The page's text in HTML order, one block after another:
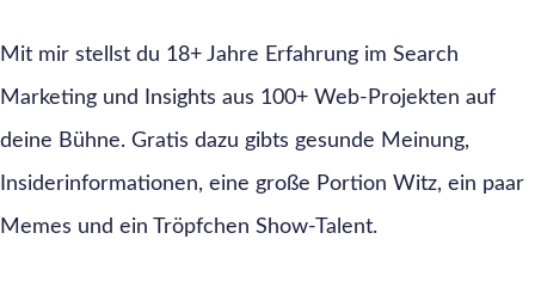
Mit mir stellst du 18+ Jahre Erfahrung im Search
Marketing und Insights aus 100+ Web-Projekten auf
deine Bühne. Gratis dazu gibts gesunde Meinung,
Insiderinformationen, eine große Portion Witz, ein paar
Memes und ein Tröpfchen Show-Talent.